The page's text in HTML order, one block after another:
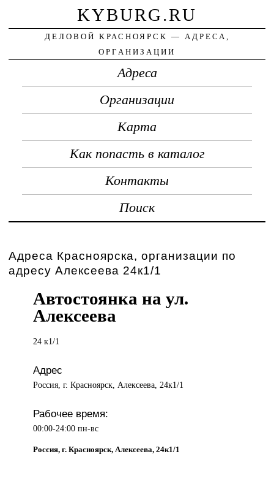
KYBURG.RU
ДЕЛОВОЙ КРАСНОЯРСК — АДРЕСА,
ОРГАНИЗАЦИИ
Адреса
Организации
Карта
Как попасть в каталог
Контакты
Поиск
Адреса Красноярска, организации по
адресу Алексеева 24к1/1
Автостоянка на ул.
Алексеева
24 к1/1
Адрес
Россия, г. Красноярск, Алексеева, 24к1/1
Рабочее время:
00:00-24:00 пн-вс
Россия, г. Красноярск, Алексеева, 24к1/1